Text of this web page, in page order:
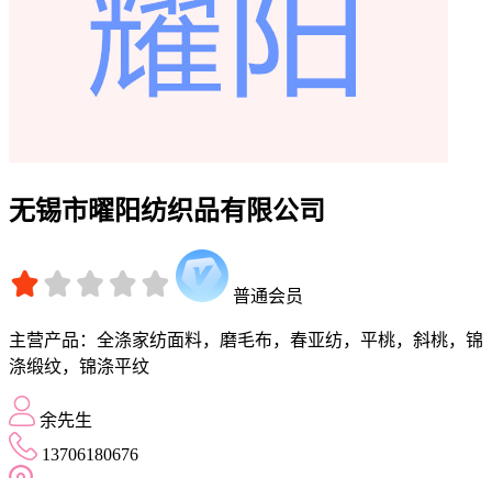
无锡市曜阳纺织品有限公司
普通会员
主营产品：全涤家纺面料，磨毛布，春亚纺，平桃，斜桃，锦
涤缎纹，锦涤平纹
余先生
13706180676